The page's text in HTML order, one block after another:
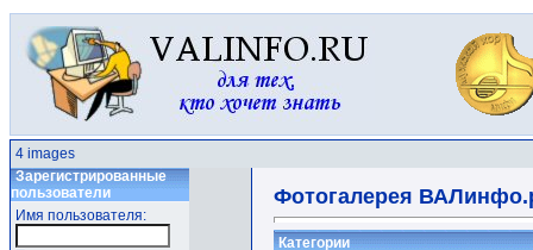
4 images
Зарегистрированные
пользователи
Имя пользователя:
Фотогалерея
Категории